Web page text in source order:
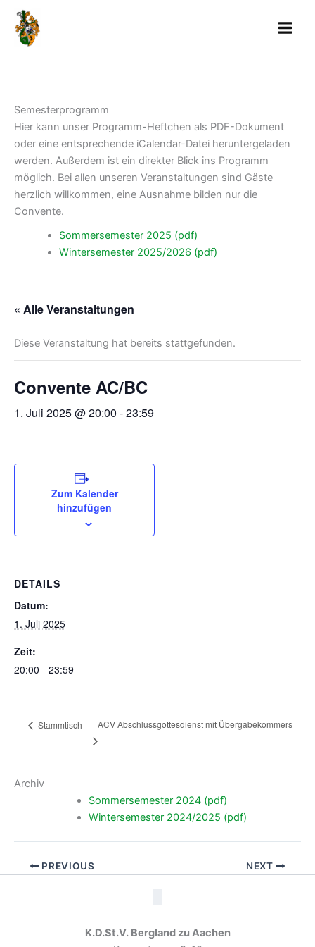
content
Semesterprogramm
Hier kann unser Programm-Heftchen als PDF-Dokument
oder eine entsprechende iCalendar-Datei heruntergeladen
werden. Außerdem ist ein direkter Blick ins Programm
möglich. Bei allen unseren Veranstaltungen sind Gäste
herzlich willkommen, eine Ausnahme bilden nur die
Convente.
Sommersemester 2025 (pdf)
Wintersemester 2025/2026 (pdf)
« Alle Veranstaltungen
Diese Veranstaltung hat bereits stattgefunden.
Convente AC/BC
1. Juli 2025 @ 20:00 -23:59
Zum Kalender
hinzufügen
DETAILS
Datum:
1. Juli 2025
Zeit:
20:00 - 23:59
Stammtisch ACV Abschlussgottesdienst mit Übergabekommers
Archiv
Sommersemester 2024 (pdf)
Wintersemester 2024/2025 (pdf)
PREVIOUS NEXT
K.D.St.V. Bergland zu Aachen